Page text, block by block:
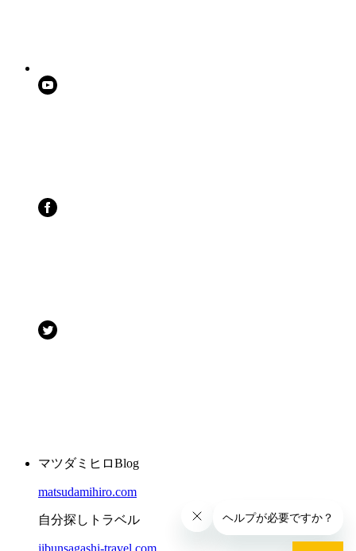
マツダミヒロBlog
matsudamihiro.com
自分探しトラベル
jibunsagashi-travel.com